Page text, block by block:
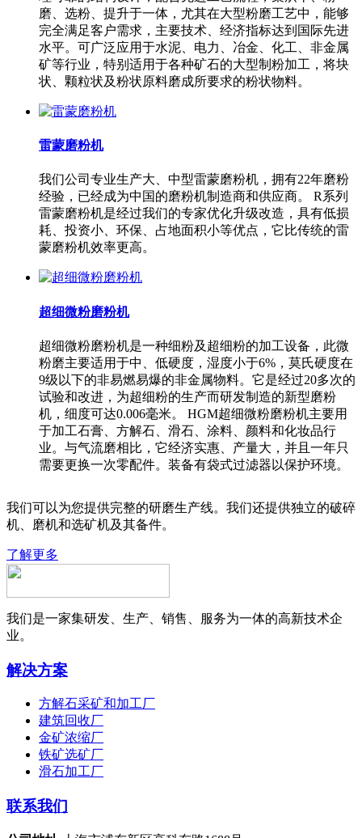
磨、选粉、提升于一体，尤其在大型粉磨工艺中，能够
完全满足客户需求，主要技术、经济指标达到国际先进
水平。可广泛应用于水泥、电力、冶金、化工、非金属
矿等行业，特别适用于各种矿石的大型制粉加工，将块
状、颗粒状及粉状原料磨成所要求的粉状物料。
雷蒙磨粉机
我们公司专业生产大、中型雷蒙磨粉机，拥有22年磨粉
经验，已经成为中国的磨粉机制造商和供应商。 R系列
雷蒙磨粉机是经过我们的专家优化升级改造，具有低损
耗、投资小、环保、占地面积小等优点，它比传统的雷
蒙磨粉机效率更高。
超细微粉磨粉机
超细微粉磨粉机是一种细粉及超细粉的加工设备，此微
粉磨主要适用于中、低硬度，湿度小于6%，莫氏硬度在
9级以下的非易燃易爆的非金属物料。它是经过20多次的
试验和改进，为超细粉的生产而研发制造的新型磨粉
机，细度可达0.006毫米。 HGM超细微粉磨粉机主要用
于加工石膏、方解石、滑石、涂料、颜料和化妆品行
业。与气流磨相比，它经济实惠、产量大，并且一年只
需要更换一次零配件。装备有袋式过滤器以保护环境。
我们可以为您提供完整的研磨生产线。我们还提供独立的破碎
机、磨机和选矿机及其备件。
了解更多
我们是一家集研发、生产、销售、服务为一体的高新技术企
业。
解决方案
方解石采矿和加工厂
建筑回收厂
金矿浓缩厂
铁矿选矿厂
滑石加工厂
联系我们